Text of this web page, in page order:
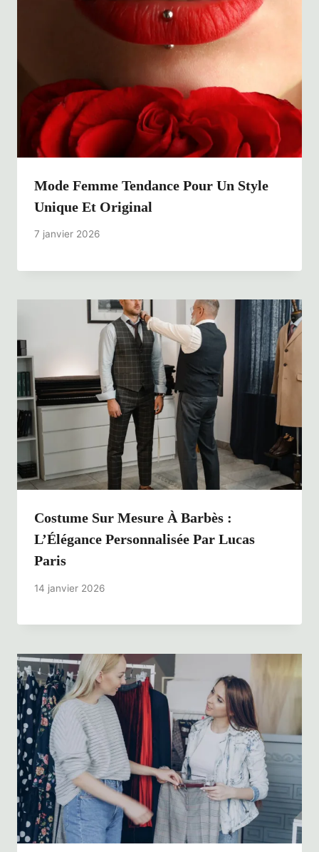
Mode Femme Tendance Pour Un Style
Unique Et Original
7 janvier 2026
Costume Sur Mesure À Barbès :
L’Élégance Personnalisée Par Lucas
Paris
14 janvier 2026